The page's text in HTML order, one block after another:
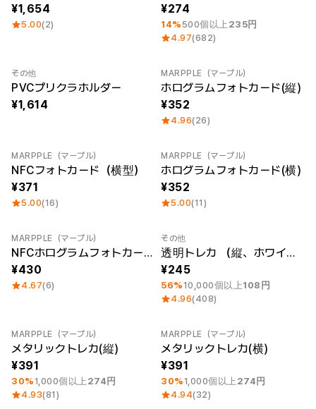
1,654
5.00(2)
274
14% 500個以上 235円
4.97(682)
その他
PVCプリクラホルダー
1,614
MARPPLE（マープル）
ホログラムフォトカード(縦)
352
4.96(26)
MARPPLE（マープル）
NFCフォトカード（横型）
371
5.00(16)
MARPPLE（マープル）
ホログラムフォトカード(横)
352
5.00(11)
MARPPLE（マープル）
NFCホログラムフォトカード（横型）
430
4.67(6)
最小注文数量 1個
その他
透明トレカ （縦、ホワイト）
245
56% 10,000個以上108円
4.96(408)
最小注文数量 1個
MARPPLE（マープル）
メタリックトレカ(縦)
391
30% 1,000個以上 274円
4.93(81)
最小注文数量 1個
MARPPLE（マープル）
メタリックトレカ(横)
391
30% 1,000個以上 274円
4.94(32)